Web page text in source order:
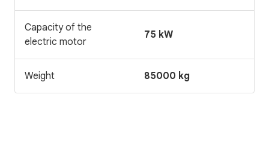
Capacity of the
electric motor
75 kW
Weight 85000 kg